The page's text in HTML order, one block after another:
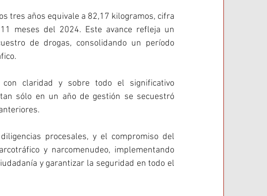
tres años equivale a 82,17 kilogramos, cifra
meses del 2024. Este avance refleja un
de drogas, consolidando un período
claridad y sobre todo el significativo
sólo en un año de gestión se secuestró
procesales, y el compromiso del
y narcomenudeo, implementando
y garantizar la seguridad en todo el